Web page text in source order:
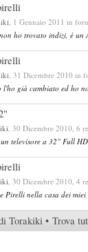
, 1 Gennaio 2011 in
ho trovato indizi, è un
, 31 Dicembre 2010 in
già cambiato ed ho
, 30 Dicembre 2010, 6
televisore a 32" Full
, 30 Dicembre 2010, 4
Pirelli nella casa dei miei
Torakiki Trova